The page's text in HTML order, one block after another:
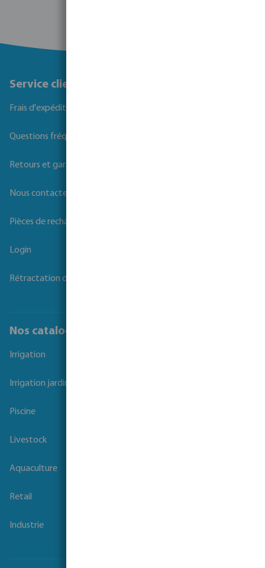
Service client
Frais d'expédition
Questions fréquemment posées
Retours et garanties
Nous contacter
Pièces de rechange
Login
Rétractation du contrat
Nos catalogues
Irrigation
Irrigation jardins et parcs
Piscine
Livestock
Aquaculture
Retail
Industrie